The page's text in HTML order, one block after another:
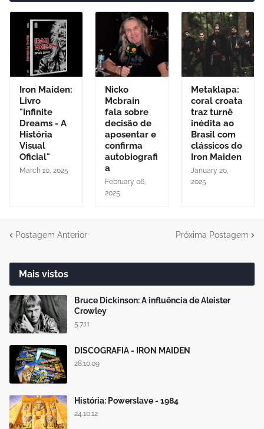
Iron Maiden:
Livro
"Infinite
Dreams - A
História
Visual
Oficial"
March 10, 2025
Nicko
Mcbrain
fala sobre
decisão de
aposentar e
confirma
autobiografi
a
February 06,
2025
Metaklapa:
coral croata
traz turnê
inédita ao
Brasil com
clássicos do
Iron Maiden
January 20,
2025
Postagem Anterior Próxima Postagem
Mais vistos
Bruce Dickinson: A influência de Aleister
Crowley
5.7.11
DISCOGRAFIA - IRON MAIDEN
28.10.09
História: Powerslave - 1984
24.10.12